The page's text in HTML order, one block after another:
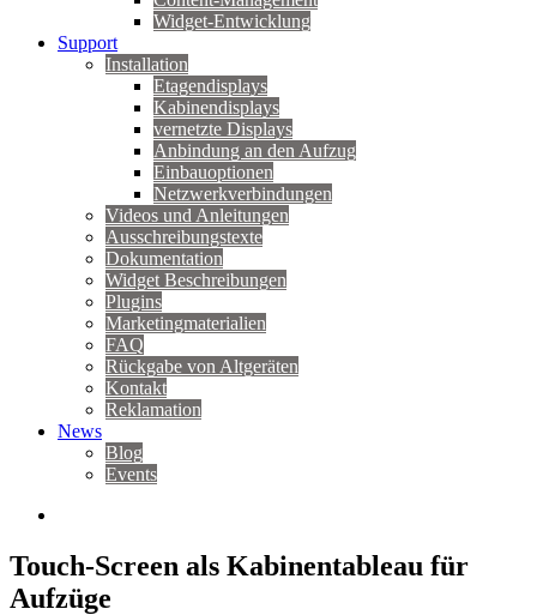
Widget-Entwicklung
Support
Installation
Etagendisplays
Kabinendisplays
vernetzte Displays
Anbindung an den Aufzug
Einbauoptionen
Netzwerkverbindungen
Videos und Anleitungen
Ausschreibungstexte
Dokumentation
Widget Beschreibungen
Plugins
Marketingmaterialien
FAQ
Rückgabe von Altgeräten
Kontakt
Reklamation
News
Blog
Events
Touch-Screen als Kabinentableau für
Aufzüge